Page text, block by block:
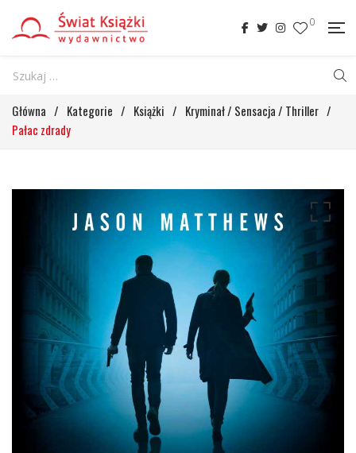
0
Główna / Kategorie / Książki / Kryminał / Sensacja / Thriller /
Pałac zdrady